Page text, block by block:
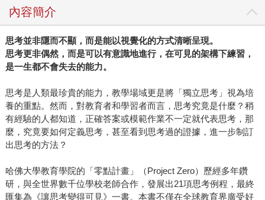
內容簡介
思考並非隱而不顯，而是能以視覺化的方式清晰呈現。
思考更非偶然，而是可以有意識地進行，在可見的架構下練習，
是一生都不會失去的能力。
思考是人類最珍貴的能力，教學場域更是將「獨立思考」視為培
養的重點。然而，對教育者和學習者而言，思考究竟是什麼？稍
有經驗的人都知道，正確答案或模範作業不一定就代表思考，那
麼，究竟要如何定義思考，甚至看到思考過的證據，進一步制訂
出思考的方法？
哈佛大學教育學院的「零點計畫」（Project Zero）歷經多年鑽
研，與全世界數千位學校老師合作，發展出21項思考例程，最終
匯集為《讓思考變得可見》一書。本書不僅在全球教育界廣受好